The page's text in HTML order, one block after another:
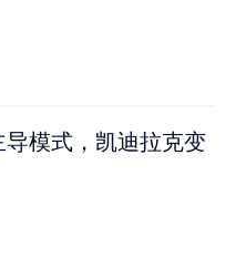
导模式，凯迪拉克变